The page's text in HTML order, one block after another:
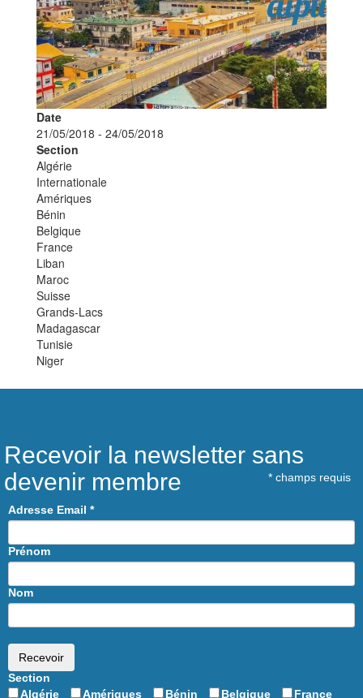
Date
21/05/2018 - 24/05/2018
Section
Algérie
Internationale
Amériques
Bénin
Belgique
France
Liban
Maroc
Suisse
Grands-Lacs
Madagascar
Tunisie
Niger
Recevoir la newsletter sans
devenir membre
* champs requis
Adresse Email *
Prénom
Nom
Section
Algérie
Amériques Bénin Belgique France